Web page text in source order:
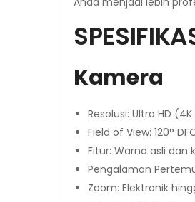
Kamera
Resolusi: Ultra HD
Field of View: 120°
Fitur: Warna asli
Pengalaman
Zoom: Elektronik